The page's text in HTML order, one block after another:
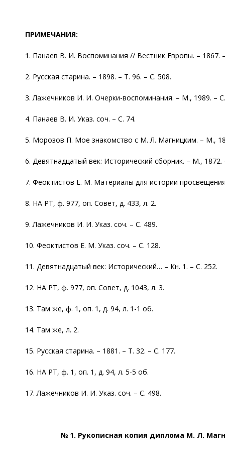
ПРИМЕЧАНИЯ:
1. Панаев В. И. Воспоминания // Вестник Европы. – 1867.
2. Русская старина. – 1898. – Т. 96. – С. 508.
3. Лажечников И. И. Очерки-воспоминания. – М., 1989. –
4. Панаев В. И. Указ. соч. – С. 74.
5. Морозов П. Мое знакомство с М. Л. Магницким. – М.,
6. Девятнадцатый век: Исторический сборник. – М., 1872.
7. Феоктистов Е. М. Материалы для истории
8. НА РТ, ф. 977, оп. Совет, д. 433, л. 2.
9. Лажечников И. И. Указ. соч. – С. 489.
10. Феоктистов Е. М. Указ. соч. – С. 128.
11. Девятнадцатый век: Исторический… – Кн. 1. – С. 252.
12. НА РТ, ф. 977, оп. Совет, д. 1043, л. 3.
13. Там же, ф. 1, оп. 1, д. 94, л. 1-1 об.
14. Там же, л. 2.
15. Русская старина. – 1881. – Т. 32. – С. 177.
16. НА РТ, ф. 1, оп. 1, д. 94, л. 5-5 об.
17. Лажечников И. И. Указ. соч. – С. 498.
№ 1. Рукописная копия диплома М. Л.